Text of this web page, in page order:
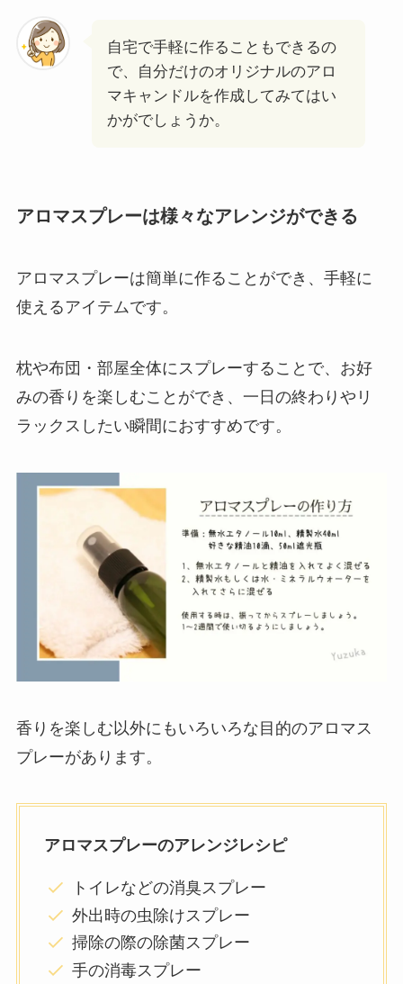
自宅で手軽に作ることもできるの
で、自分だけのオリジナルのアロ
マキャンドルを作成してみてはい
かがでしょうか。
アロマスプレーは様々なアレンジができる
アロマスプレーは簡単に作ることができ、手軽に
使えるアイテムです。
枕や布団・部屋全体にスプレーすることで、お好
みの香りを楽しむことができ、一日の終わりやリ
ラックスしたい瞬間におすすめです。
香りを楽しむ以外にもいろいろな目的のアロマス
プレーがあります。
アロマスプレーのアレンジレシピ
トイレなどの消臭スプレー
外出時の虫除けスプレー
掃除の際の除菌スプレー
手の消毒スプレー